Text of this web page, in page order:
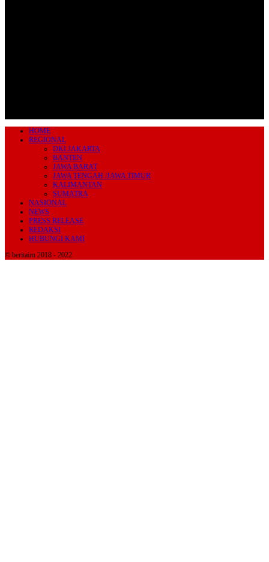
HOME
REGIONAL
DKI JAKARTA
BANTEN
JAWA BARAT
JAWA TENGAH /JAWA TIMUR
KALIMANTAN
SUMATRA
NASIONAL
NEWS
PRESS RELEASE
REDAKSI
HUBUNGI KAMI
© beritairn 2018 - 2022